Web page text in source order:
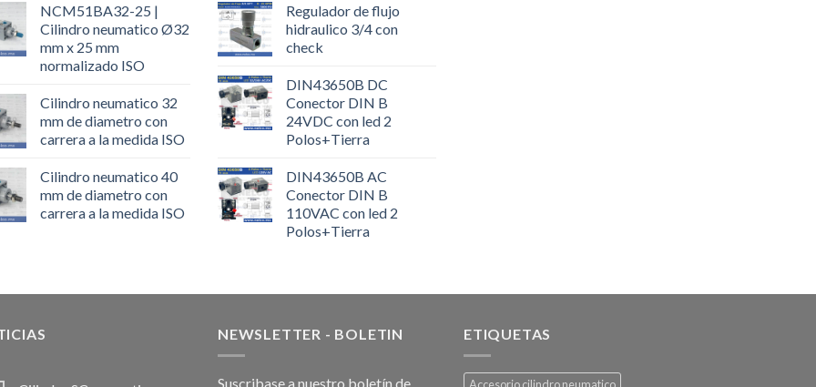
NCM51BA32-25 |
Cilindro neumatico Ø32
mm x 25 mm
normalizado ISO
Cilindro neumatico 32
mm de diametro con
carrera a la medida ISO
Cilindro neumatico 40
mm de diametro con
carrera a la medida ISO
Regulador de flujo
hidraulico 3/4 con
check
DIN43650B DC
Conector DIN B
24VDC con led 2
Polos+Tierra
DIN43650B AC
Conector DIN B
110VAC con led 2
Polos+Tierra
NEWSLETTER - BOLETIN
Suscribase a nuestro boletín de
ETIQUETAS